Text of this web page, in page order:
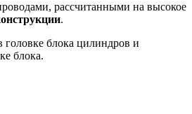
рассчитанными на высокое
.
блока цилиндров и
блока.